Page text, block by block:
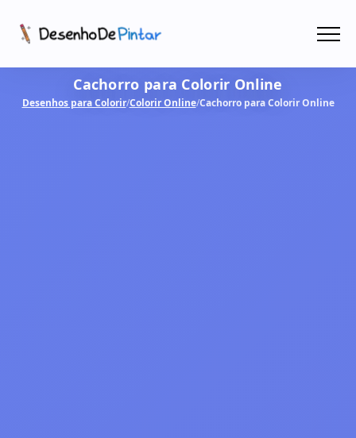
Coletâneas de Desenhos - PDF
Cachorro para Colorir Online
Desenhos para Colorir/Colorir Online/Cachorro para Colorir Online